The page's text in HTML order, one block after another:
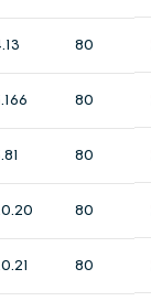
80
80
80
80
80